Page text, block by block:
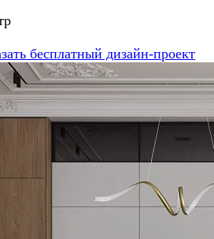
бесплатный дизайн-проект